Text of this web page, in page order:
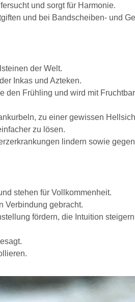
und sorgt für Harmonie.
und bei Bandscheiben- und
der Welt.
Inkas und Azteken.
Frühling und wird mit
zu einer gewissen
zu lösen.
lindern sowie
stehen für Vollkommenheit.
Verbindung gebracht.
fördern, die Intuition